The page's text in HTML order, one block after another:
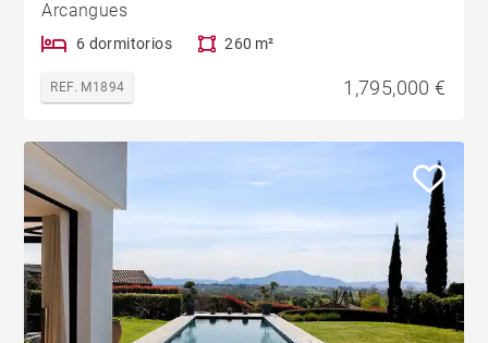
Arcangues
6 dormitorios 260 m²
REF. M1894 1,795,000 €